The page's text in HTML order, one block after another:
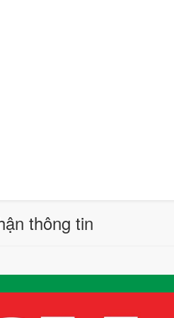
thông tin